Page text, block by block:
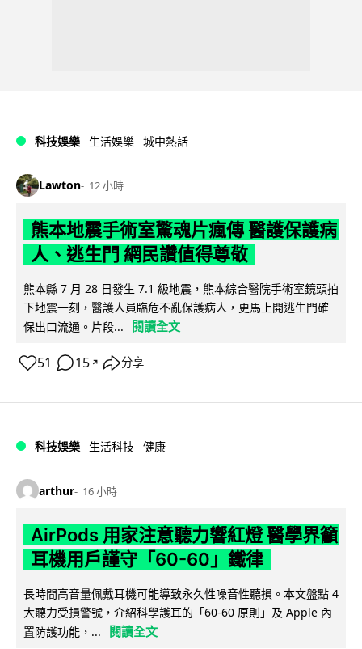
科技娛樂 生活娛樂 城中熱話
Lawton 12 小時
熊本地震手術室驚魂片瘋傳 醫護保護病
人、逃生門 網民讚值得尊敬
熊本縣 7 月 28 日發生 7.1 級地震，熊本綜合醫院手術室鏡頭拍
下地震一刻，醫護人員臨危不亂保護病人，更馬上開逃生門確
保出口流通。片段...
閱讀全文
51 15 ↗ 分享
科技娛樂 生活科技 健康
arthur 16 小時
AirPods 用家注意聽力響紅燈 醫學界籲
耳機用戶謹守「60-60」鐵律
長時間高音量佩戴耳機可能導致永久性噪音性聽損。本文盤點 4
大聽力受損警號，介紹科學護耳的「60-60 原則」及 Apple 內
置防護功能，...
閱讀全文